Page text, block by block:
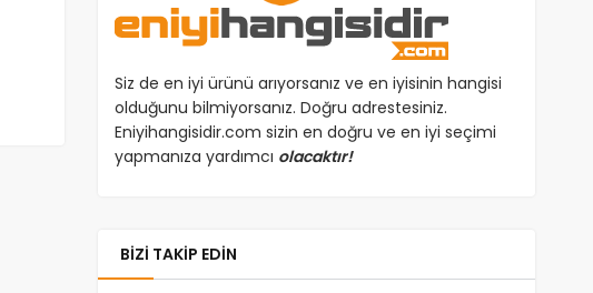
Siz de en iyi ürünü arıyorsanız ve en iyisinin hangisi
olduğunu bilmiyorsanız. Doğru adrestesiniz.
Eniyihangisidir.com sizin en doğru ve en iyi seçimi
yapmanıza yardımcı olacaktır!
BIZI TAKIP EDIN